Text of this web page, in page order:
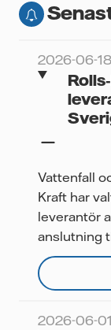
2026-06-
Vattenfall
Kraft har
leverantör
anslutning
2026-06-